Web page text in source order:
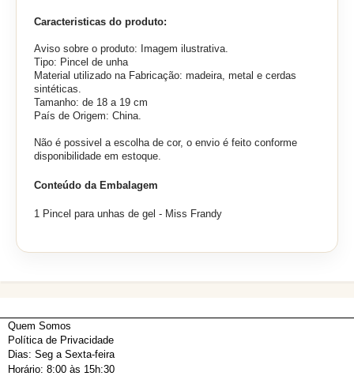
Caracteristicas do produto:
Aviso sobre o produto: Imagem ilustrativa.
Tipo: Pincel de unha
Material utilizado na Fabricação: madeira, metal e cerdas
sintéticas.
Tamanho: de 18 a 19 cm
País de Origem: China.
Não é possivel a escolha de cor, o envio é feito conforme
disponibilidade em estoque.
Conteúdo da Embalagem
1 Pincel para unhas de gel - Miss Frandy
Quem Somos
Política de Privacidade
Dias: Seg a Sexta-feira
Horário: 8:00 às 15h:30